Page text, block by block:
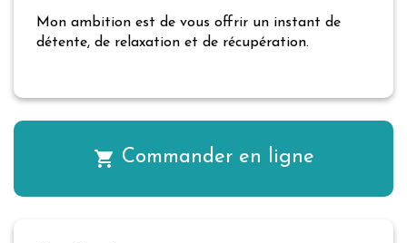
Mon ambition est de vous offrir un instant de
détente, de relaxation et de récupération.
shopping_cart Commander en ligne